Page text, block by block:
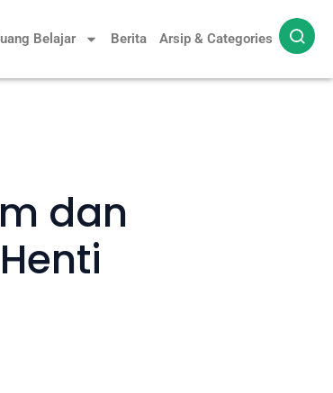
Belajar Berita Arsip & Categories
dan